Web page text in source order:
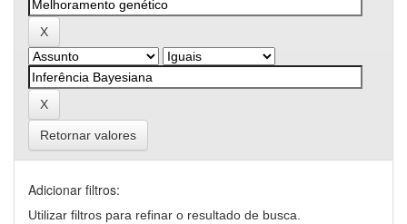
Retornar valores
Adicionar filtros:
Utilizar filtros para refinar o resultado de busca.